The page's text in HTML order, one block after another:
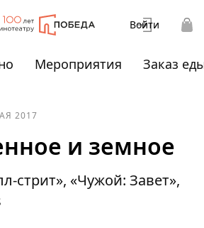
Войти
Мероприятия Заказ
2017
и земное
стрит», «Чужой: Завет»,